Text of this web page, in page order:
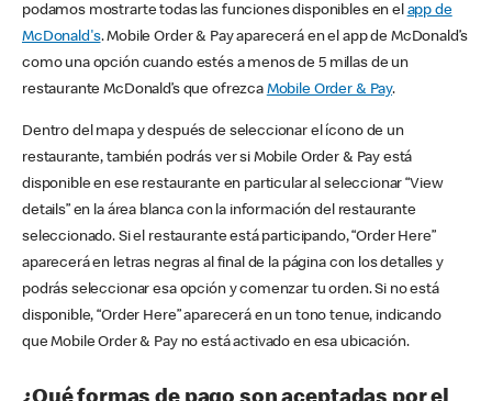
podamos mostrarte todas las funciones disponibles en el app de
McDonald's. Mobile Order & Pay aparecerá en el app de McDonald’s
como una opción cuando estés a menos de 5 millas de un
restaurante McDonald’s que ofrezca Mobile Order & Pay.
Dentro del mapa y después de seleccionar el ícono de un
restaurante, también podrás ver si Mobile Order & Pay está
disponible en ese restaurante en particular al seleccionar “View
details” en la área blanca con la información del restaurante
seleccionado. Si el restaurante está participando, “Order Here”
aparecerá en letras negras al final de la página con los detalles y
podrás seleccionar esa opción y comenzar tu orden. Si no está
disponible, “Order Here” aparecerá en un tono tenue, indicando
que Mobile Order & Pay no está activado en esa ubicación.